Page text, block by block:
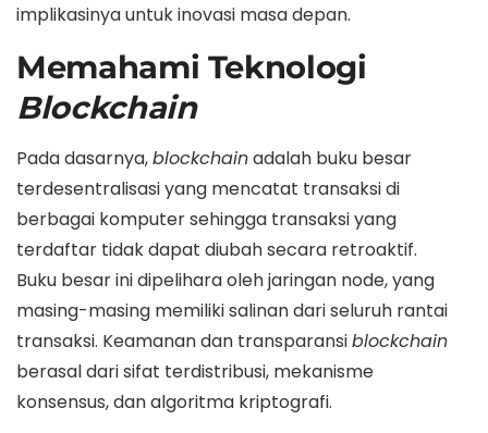
implikasinya untuk inovasi masa depan.
Memahami Teknologi
Blockchain
Pada dasarnya,blockchainadalah buku besar
terdesentralisasi yang mencatat transaksi di
berbagai komputer sehingga transaksi yang
terdaftar tidak dapat diubah secara retroaktif.
Buku besar ini dipelihara oleh jaringan node, yang
masing-masing memiliki salinan dari seluruh rantai
transaksi. Keamanan dan transparansiblockchain
berasal dari sifat terdistribusi, mekanisme
konsensus, dan algoritma kriptografi.